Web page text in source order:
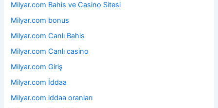
Milyar.com Bahis ve Casino Sitesi
Milyar.com bonus
Milyar.com Canlı Bahis
Milyar.com Canlı casino
Milyar.com Giriş
Milyar.com İddaa
Milyar.com iddaa oranları